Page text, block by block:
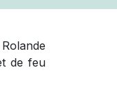
de feu